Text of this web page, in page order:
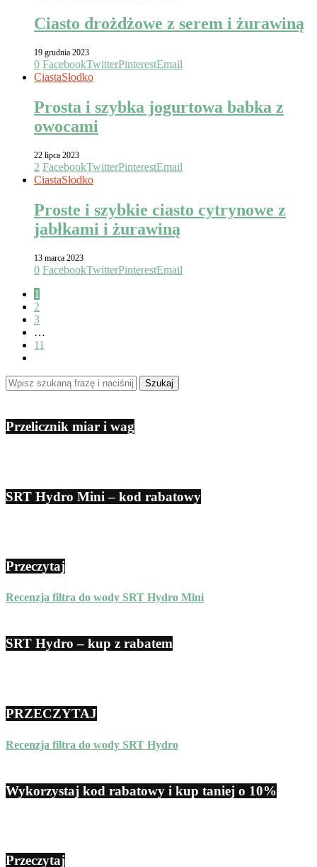
Ciasto drożdżowe z serem i żurawiną
19 grudnia 2023
0 FacebookTwitterPinterestEmail
CiastaSłodko
Prosta i szybka jogurtowa babka z
owocami
22 lipca 2023
2 FacebookTwitterPinterestEmail
CiastaSłodko
Proste i szybkie ciasto cytrynowe z
jabłkami i żurawiną
13 marca 2023
0 FacebookTwitterPinterestEmail
1
2
3
…
11
Przelicznik miar i wag
SRT Hydro Mini – kod rabatowy
Przeczytaj
Recenzja filtra do wody SRT Hydro Mini
SRT Hydro – kup z rabatem
PRZECZYTAJ
Recenzja filtra do wody SRT Hydro
Wykorzystaj kod rabatowy i kup taniej o 10%
Przeczytaj